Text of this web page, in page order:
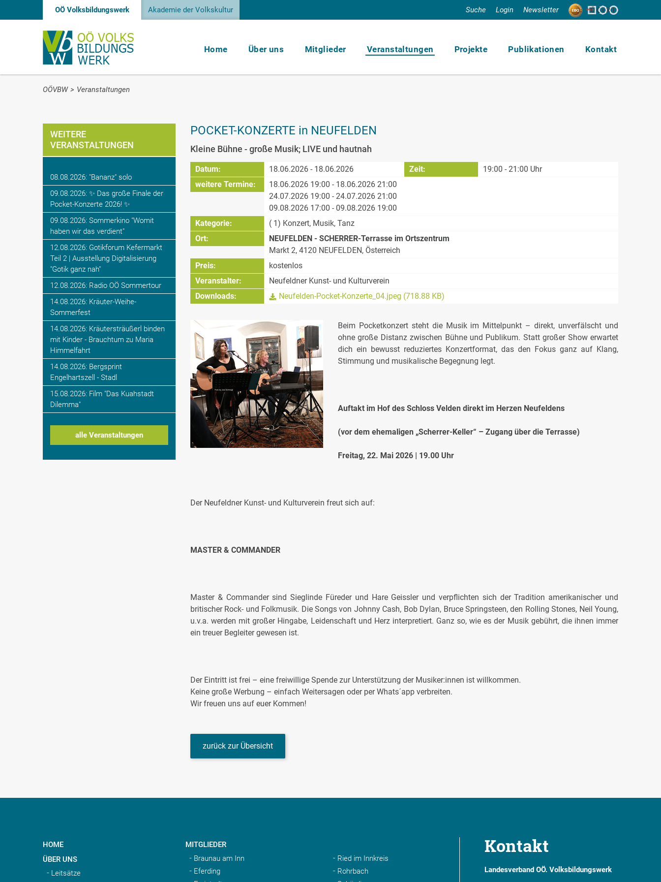
OÖ Volksbildungswerk Akademie der Volkskultur Suche Login Newsletter
Home Über uns Mitglieder Veranstaltungen Projekte Publikationen Kontakt
OÖVBW > Veranstaltungen
WEITERE
VERANSTALTUNGEN
08.08.2026: "Bananz" solo
09.08.2026: ✨ Das große Finale der
Pocket-Konzerte 2026! ✨
09.08.2026: Sommerkino "Womit
haben wir das verdient"
12.08.2026: Gotikforum Kefermarkt
Teil 2 | Ausstellung Digitalisierung
"Gotik ganz nah"
12.08.2026: Radio OÖ Sommertour
14.08.2026: Kräuter-Weihe-
Sommerfest
14.08.2026: Kräutersträußerl binden
mit Kinder - Brauchtum zu Maria
Himmelfahrt
14.08.2026: Bergsprint
Engelhartszell - Stadl
15.08.2026: Film "Das Kuahstadt
Dilemma"
alle Veranstaltungen
POCKET-KONZERTE in NEUFELDEN
Kleine Bühne - große Musik; LIVE und hautnah
Datum: 18.06.2026 - 18.06.2026 Zeit:
19:00 - 21:00 Uhr
weitere Termine:
18.06.2026 19:00 - 18.06.2026 21:00
24.07.2026 19:00 - 24.07.2026 21:00
09.08.2026 17:00 - 09.08.2026 19:00
Kategorie:
( 1) Konzert, Musik, Tanz
Ort:
NEUFELDEN - SCHERRER-Terrasse im Ortszentrum
Markt 2, 4120 NEUFELDEN, Österreich
Preis:
kostenlos
Veranstalter:
Neufeldner Kunst- und Kulturverein
Downloads:
Neufelden-Pocket-Konzerte_04.jpeg (718.88 KB)
Beim Pocketkonzert steht die Musik im Mittelpunkt – direkt, unverfälscht und
ohne große Distanz zwischen Bühne und Publikum. Statt großer Show erwartet
dich ein bewusst reduziertes Konzertformat, das den Fokus ganz auf Klang,
Stimmung und musikalische Begegnung legt.
Auftakt im Hof des Schloss Velden direkt im Herzen Neufeldens
(vor dem ehemaligen „Scherrer-Keller“ – Zugang über die Terrasse)
Freitag, 22. Mai 2026 | 19.00 Uhr
Der Neufeldner Kunst- und Kulturverein freut sich auf:
MASTER & COMMANDER
Master & Commander sind Sieglinde Füreder und Hare Geissler und verpflichten sich der Tradition amerikanischer und
britischer Rock- und Folkmusik. Die Songs von Johnny Cash, Bob Dylan, Bruce Springsteen, den Rolling Stones, Neil Young,
u.v.a. werden mit großer Hingabe, Leidenschaft und Herz interpretiert. Ganz so, wie es der Musik gebührt, die ihnen immer
ein treuer Begleiter gewesen ist.
Der Eintritt ist frei – eine freiwillige Spende zur Unterstützung der Musiker:innen ist willkommen.
Keine große Werbung – einfach Weitersagen oder per Whats´app verbreiten.
Wir freuen uns auf euer Kommen!
zurück zur Übersicht
Kontakt
Landesverband OÖ. Volksbildungswerk
HOME
ÜBER UNS
Leitsätze
MITGLIEDER
Braunau am Inn
Eferding
Ried im Innkreis
Rohrbach